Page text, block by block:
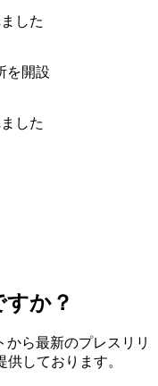
した
を開設
した
か？
から最新のプレスリリ
しております。